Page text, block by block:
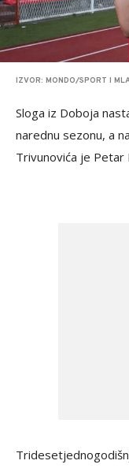
IZVOR: MONDO/SPORT I
Sloga iz Doboja
narednu sezonu, a
Trivunovića je Petar